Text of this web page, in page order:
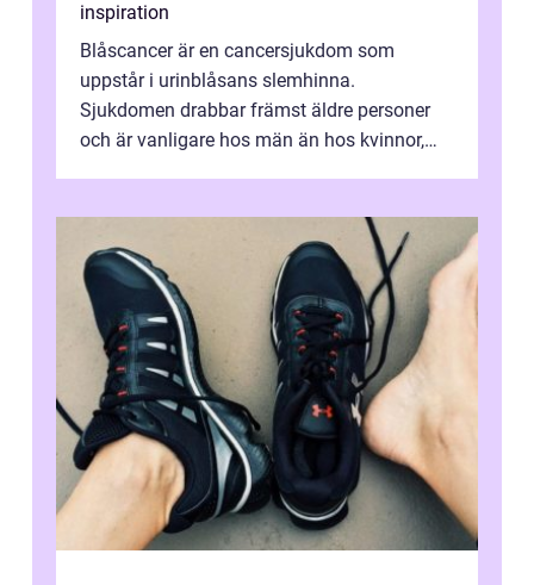
inspiration
Blåscancer är en cancersjukdom som
uppstår i urinblåsans slemhinna.
Sjukdomen drabbar främst äldre personer
och är vanligare hos män än hos kvinnor,